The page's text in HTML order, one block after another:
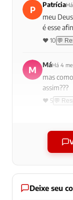
P Patrícia
meu
é esse
❤️ 10 💬
M MáHá 4
mas
assim???
❤️ 5 💬
amo
M Marcelo
Deixe seu